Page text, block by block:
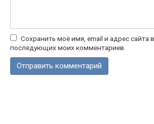
Сохранить моё имя, email и адрес сайта
последующих моих комментариев.